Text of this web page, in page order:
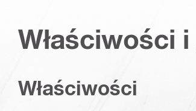
Właściwości
Właściwości